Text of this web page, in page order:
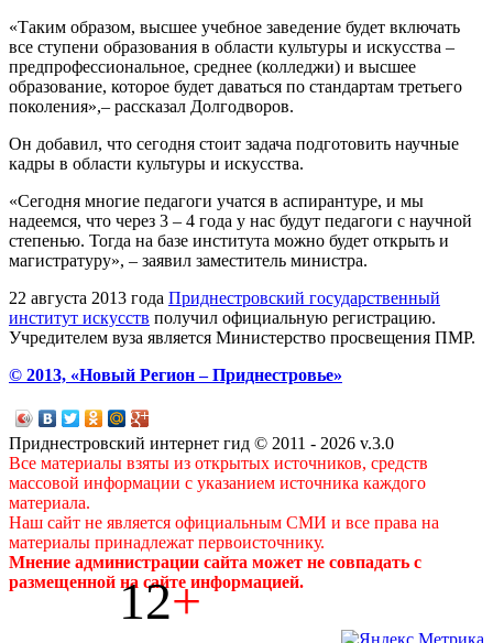
«Таким образом, высшее учебное заведение будет включать
все ступени образования в области культуры и искусства –
предпрофессиональное, среднее (колледжи) и высшее
образование, которое будет даваться по стандартам третьего
поколения»,– рассказал Долгодворов.
Он добавил, что сегодня стоит задача подготовить научные
кадры в области культуры и искусства.
«Сегодня многие педагоги учатся в аспирантуре, и мы
надеемся, что через 3 – 4 года у нас будут педагоги с научной
степенью. Тогда на базе института можно будет открыть и
магистратуру», – заявил заместитель министра.
22 августа 2013 года Приднестровский государственный
институт искусств получил официальную регистрацию.
Учредителем вуза является Министерство просвещения ПМР.
© 2013, «Новый Регион – Приднестровье»
Приднестровский интернет гид © 2011 - 2026 v.3.0
Все материалы взяты из открытых источников, средств
массовой информации с указанием источника каждого
материала.
Наш сайт не является официальным СМИ и все права на
материалы принадлежат первоисточнику.
Мнение администрации сайта может не совпадать с
размещенной на сайте информацией.
12+